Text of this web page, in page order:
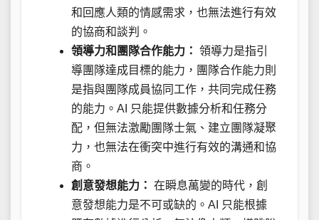
和回應人類的情感需求，也無法進行有效
的協商和談判。
領導力和團隊合作能力： 領導力是指引
導團隊達成目標的能力，團隊合作能力則
是指與團隊成員協同工作，共同完成任務
的能力。AI 只能提供數據分析和任務分
配，但無法激勵團隊士氣、建立團隊凝聚
力，也無法在衝突中進行有效的溝通和協
商。
創意發想能力： 在瞬息萬變的時代，創
意發想能力是不可或缺的。AI 只能根據